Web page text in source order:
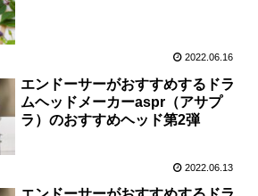
2022.06.16
エンドーサーがおすすめするドラ
ムヘッドメーカーaspr（アサプ
ラ）のおすすめヘッド第2弾
2022.06.13